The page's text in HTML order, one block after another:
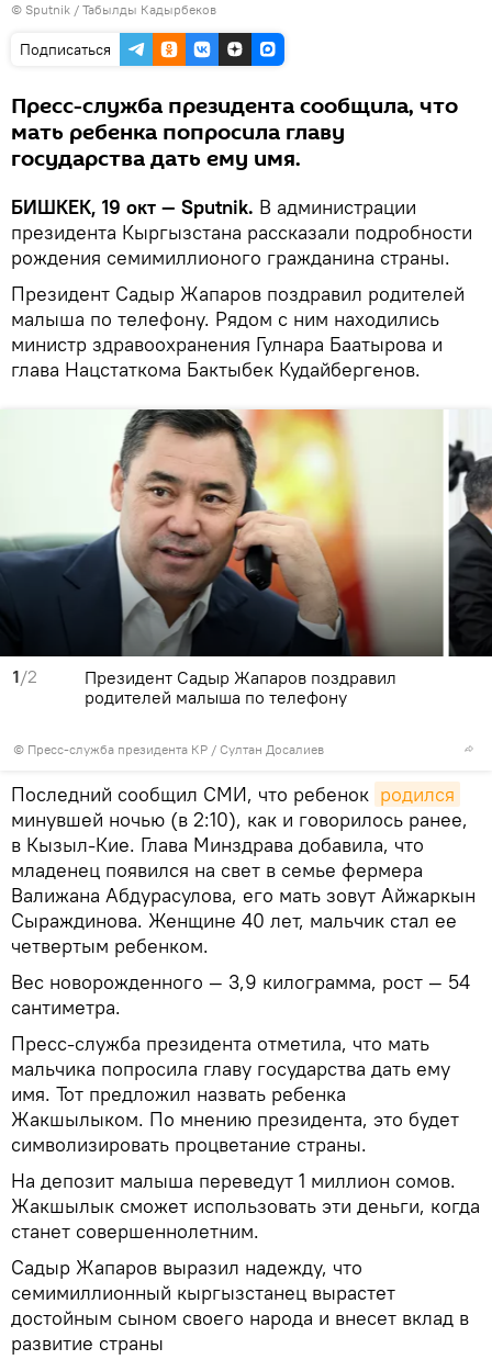
© Sputnik / Табылды Кадырбеков
Подписаться
Пресс-служба президента сообщила, что
мать ребенка попросила главу
государства дать ему имя.
БИШКЕК, 19 окт — Sputnik. В администрации
президента Кыргызстана рассказали подробности
рождения семимиллионого гражданина страны.
Президент Садыр Жапаров поздравил родителей
малыша по телефону. Рядом с ним находились
министр здравоохранения Гулнара Баатырова и
глава Нацстаткома Бактыбек Кудайбергенов.
1/2
© Пресс-служба президента КР / Султан Досалиев
Президент Садыр Жапаров поздравил
родителей малыша по телефону
Последний сообщил СМИ, что ребенок родился
минувшей ночью (в 2:10), как и говорилось ранее,
в Кызыл-Кие. Глава Минздрава добавила, что
младенец появился на свет в семье фермера
Валижана Абдурасулова, его мать зовут Айжаркын
Сыраждинова. Женщине 40 лет, мальчик стал ее
четвертым ребенком.
Вес новорожденного — 3,9 килограмма, рост — 54
сантиметра.
Пресс-служба президента отметила, что мать
мальчика попросила главу государства дать ему
имя. Тот предложил назвать ребенка
Жакшылыком. По мнению президента, это будет
символизировать процветание страны.
На депозит малыша переведут 1 миллион сомов.
Жакшылык сможет использовать эти деньги, когда
станет совершеннолетним.
Садыр Жапаров выразил надежду, что
семимиллионный кыргызстанец вырастет
достойным сыном своего народа и внесет вклад в
развитие страны